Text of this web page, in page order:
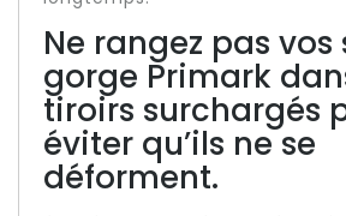
Ne rangez pas
gorge Primark
tiroirs surchargés
éviter qu’ils ne se
déforment.